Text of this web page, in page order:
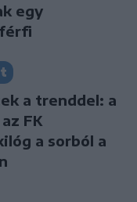
egy
a trenddel: a
FK
a sorból a